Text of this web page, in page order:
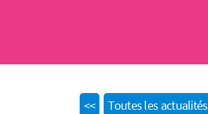
<<Previous
Toutes les actualités